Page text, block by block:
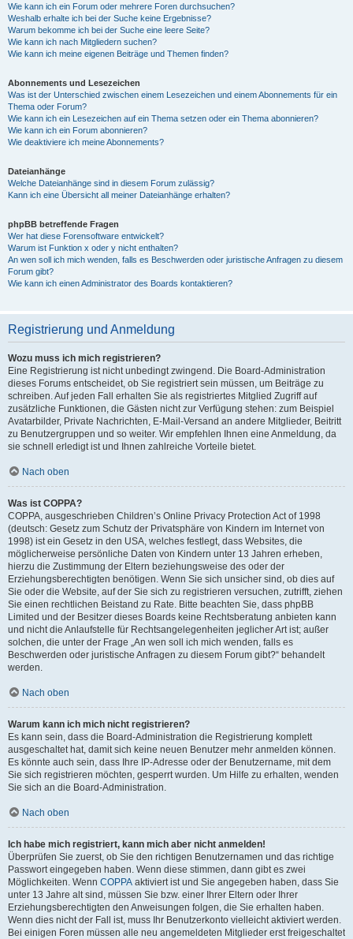
Wie kann ich ein Forum oder mehrere Foren durchsuchen?
Weshalb erhalte ich bei der Suche keine Ergebnisse?
Warum bekomme ich bei der Suche eine leere Seite?
Wie kann ich nach Mitgliedern suchen?
Wie kann ich meine eigenen Beiträge und Themen finden?
Abonnements und Lesezeichen
Was ist der Unterschied zwischen einem Lesezeichen und einem Abonnements für ein
Thema oder Forum?
Wie kann ich ein Lesezeichen auf ein Thema setzen oder ein Thema abonnieren?
Wie kann ich ein Forum abonnieren?
Wie deaktiviere ich meine Abonnements?
Dateianhänge
Welche Dateianhänge sind in diesem Forum zulässig?
Kann ich eine Übersicht all meiner Dateianhänge erhalten?
phpBB betreffende Fragen
Wer hat diese Forensoftware entwickelt?
Warum ist Funktion x oder y nicht enthalten?
An wen soll ich mich wenden, falls es Beschwerden oder juristische Anfragen zu diesem
Forum gibt?
Wie kann ich einen Administrator des Boards kontaktieren?
Registrierung und Anmeldung
Wozu muss ich mich registrieren?
Eine Registrierung ist nicht unbedingt zwingend. Die Board-Administration
dieses Forums entscheidet, ob Sie registriert sein müssen, um Beiträge zu
schreiben. Auf jeden Fall erhalten Sie als registriertes Mitglied Zugriff auf
zusätzliche Funktionen, die Gästen nicht zur Verfügung stehen: zum Beispiel
Avatarbilder, Private Nachrichten, E-Mail-Versand an andere Mitglieder, Beitritt
zu Benutzergruppen und so weiter. Wir empfehlen Ihnen eine Anmeldung, da
sie schnell erledigt ist und Ihnen zahlreiche Vorteile bietet.
Nach oben
Was ist COPPA?
COPPA, ausgeschrieben Children’s Online Privacy Protection Act of 1998
(deutsch: Gesetz zum Schutz der Privatsphäre von Kindern im Internet von
1998) ist ein Gesetz in den USA, welches festlegt, dass Websites, die
möglicherweise persönliche Daten von Kindern unter 13 Jahren erheben,
hierzu die Zustimmung der Eltern beziehungsweise des oder der
Erziehungsberechtigten benötigen. Wenn Sie sich unsicher sind, ob dies auf
Sie oder die Website, auf der Sie sich zu registrieren versuchen, zutrifft, ziehen
Sie einen rechtlichen Beistand zu Rate. Bitte beachten Sie, dass phpBB
Limited und der Besitzer dieses Boards keine Rechtsberatung anbieten kann
und nicht die Anlaufstelle für Rechtsangelegenheiten jeglicher Art ist; außer
solchen, die unter der Frage „An wen soll ich mich wenden, falls es
Beschwerden oder juristische Anfragen zu diesem Forum gibt?“ behandelt
werden.
Nach oben
Warum kann ich mich nicht registrieren?
Es kann sein, dass die Board-Administration die Registrierung komplett
ausgeschaltet hat, damit sich keine neuen Benutzer mehr anmelden können.
Es könnte auch sein, dass Ihre IP-Adresse oder der Benutzername, mit dem
Sie sich registrieren möchten, gesperrt wurden. Um Hilfe zu erhalten, wenden
Sie sich an die Board-Administration.
Nach oben
Ich habe mich registriert, kann mich aber nicht anmelden!
Überprüfen Sie zuerst, ob Sie den richtigen Benutzernamen und das richtige
Passwort eingegeben haben. Wenn diese stimmen, dann gibt es zwei
Möglichkeiten. Wenn COPPA aktiviert ist und Sie angegeben haben, dass Sie
unter 13 Jahre alt sind, müssen Sie bzw. einer Ihrer Eltern oder Ihrer
Erziehungsberechtigten den Anweisungen folgen, die Sie erhalten haben.
Wenn dies nicht der Fall ist, muss Ihr Benutzerkonto vielleicht aktiviert werden.
Bei einigen Foren müssen alle neu angemeldeten Mitglieder erst freigeschaltet